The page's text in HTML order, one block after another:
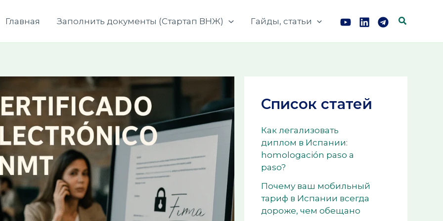
Главная Заполнить документы (Стартап ВНЖ) Гайды, статьи Поиск
Список статей
Как легализовать
диплом в Испании:
homologación paso a
paso?
Почему ваш мобильный
тариф в Испании всегда
дороже, чем обещано